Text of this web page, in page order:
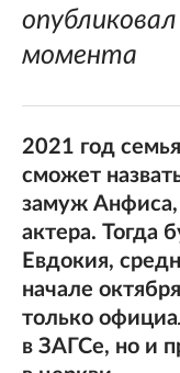
момента
2021 год
сможет
замуж Анфиса,
актера. Тогда
Евдокия,
начале
только
в ЗАГСе, но и